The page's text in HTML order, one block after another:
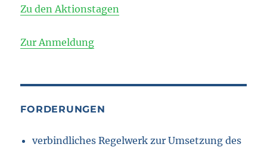
Zu den Aktionstagen
Zur Anmeldung
FORDERUNGEN
verbindliches Regelwerk zur Umsetzung des